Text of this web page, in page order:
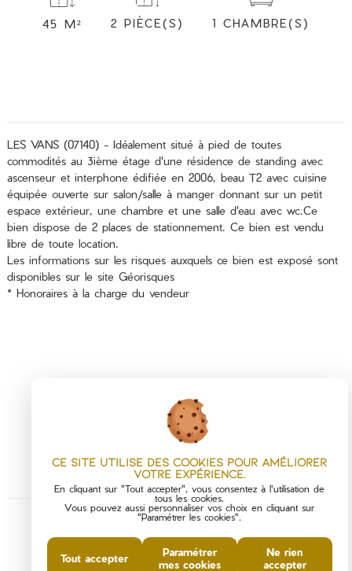
45 M² 2 PIÈCE(S) 1 CHAMBRE(S)
LES VANS (07140) - Idéalement situé à pied de toutes
commodités au 3ième étage d'une résidence de standing avec
ascenseur et interphone édifiée en 2006, beau T2 avec cuisine
équipée ouverte sur salon/salle à manger donnant sur un petit
espace extérieur, une chambre et une salle d'eau avec wc.Ce
bien dispose de 2 places de stationnement. Ce bien est vendu
libre de toute location.
Les informations sur les risques auxquels ce bien est exposé sont
disponibles sur le site Géorisques
* Honoraires à la charge du vendeur
Ce site utilise des cookies pour améliorer
votre expérience.
En cliquant sur "Tout accepter", vous consentez à l'utilisation de
tous les cookies.
Vous pouvez aussi personnaliser vos choix en cliquant sur
"Paramétrer les cookies".
Tout accepter
Paramétrer
mes cookies
Ne rien
accepter